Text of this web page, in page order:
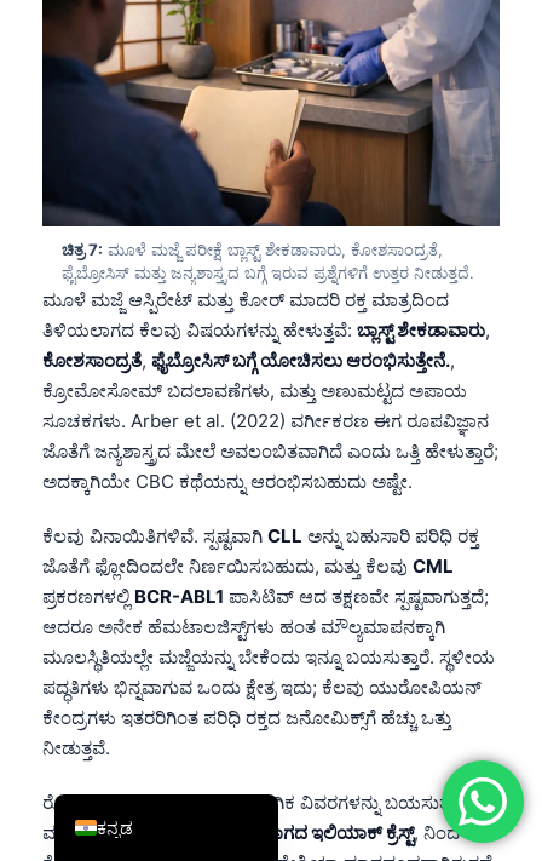
ಚಿತ್ರ 7: ಮೂಳೆ ಮಜ್ಜೆ ಪರೀಕ್ಷೆ ಬ್ಲಾಸ್ಟ್ ಶೇಕಡಾವಾರು, ಕೋಶಸಾಂದ್ರತೆ,
ಫೈಬ್ರೋಸಿಸ್ ಮತ್ತು ಜನ್ಯಶಾಸ್ತ್ರದ ಬಗ್ಗೆ ಇರುವ ಪ್ರಶ್ನೆಗಳಿಗೆ ಉತ್ತರ ನೀಡುತ್ತದೆ.
ಮೂಳೆ ಮಜ್ಜೆ ಆಸ್ಪಿರೇಟ್ ಮತ್ತು ಕೋರ್ ಮಾದರಿ ರಕ್ತ ಮಾತ್ರದಿಂದ
ತಿಳಿಯಲಾಗದ ಕೆಲವು ವಿಷಯಗಳನ್ನು ಹೇಳುತ್ತವೆ: ಬ್ಲಾಸ್ಟ್ ಶೇಕಡಾವಾರು,
ಕೋಶಸಾಂದ್ರತೆ, ಫೈಬ್ರೋಸಿಸ್ ಬಗ್ಗೆ ಯೋಚಿಸಲು ಆರಂಭಿಸುತ್ತೇನೆ.,
ಕ್ರೋಮೋಸೋಮ್ ಬದಲಾವಣೆಗಳು, ಮತ್ತು ಅಣುಮಟ್ಟದ ಅಪಾಯ
ಸೂಚಕಗಳು. Arber et al. (2022) ವರ್ಗೀಕರಣ ಈಗ ರೂಪವಿಜ್ಞಾನ
ಜೊತೆಗೆ ಜನ್ಯಶಾಸ್ತ್ರದ ಮೇಲೆ ಅವಲಂಬಿತವಾಗಿದೆ ಎಂದು ಒತ್ತಿ ಹೇಳುತ್ತಾರೆ;
ಅದಕ್ಕಾಗಿಯೇ CBC ಕಥೆಯನ್ನು ಆರಂಭಿಸಬಹುದು ಅಷ್ಟೇ.
ಕೆಲವು ವಿನಾಯಿತಿಗಳಿವೆ. ಸ್ಪಷ್ಟವಾಗಿ CLL ಅನ್ನು ಬಹುಸಾರಿ ಪರಿಧಿ ರಕ್ತ
ಜೊತೆಗೆ ಫ್ಲೋದಿಂದಲೇ ನಿರ್ಣಯಿಸಬಹುದು, ಮತ್ತು ಕೆಲವು CML
ಪ್ರಕರಣಗಳಲ್ಲಿ BCR-ABL1 ಪಾಸಿಟಿವ್ ಆದ ತಕ್ಷಣವೇ ಸ್ಪಷ್ಟವಾಗುತ್ತದೆ;
ಆದರೂ ಅನೇಕ ಹೆಮಟಾಲಜಿಸ್ಟ್‌ಗಳು ಹಂತ ಮೌಲ್ಯಮಾಪನಕ್ಕಾಗಿ
ಮೂಲಸ್ಥಿತಿಯಲ್ಲೇ ಮಜ್ಜೆಯನ್ನು ಬೇಕೆಂದು ಇನ್ನೂ ಬಯಸುತ್ತಾರೆ. ಸ್ಥಳೀಯ
ಪದ್ಧತಿಗಳು ಭಿನ್ನವಾಗುವ ಒಂದು ಕ್ಷೇತ್ರ ಇದು; ಕೆಲವು ಯುರೋಪಿಯನ್
ಕೇಂದ್ರಗಳು ಇತರರಿಗಿಂತ ಪರಿಧಿ ರಕ್ತದ ಜನೋಮಿಕ್ಸ್‌ಗೆ ಹೆಚ್ಚು ಒತ್ತು
ನೀಡುತ್ತವೆ.
ರೋಗಿಗಳು ಸಾಮಾನ್ಯವಾಗಿ ಪ್ರಾಯೋಗಿಕ ವಿವರಗಳನ್ನು ಬಯಸುತ್ತಾರೆ.
ಮಾದರಿಯನ್ನು ಸಾಮಾನ್ಯವಾಗಿ
ಹಿಂಭಾಗದ ಇಲಿಯಾಕ್ ಕ್ರೆಸ್ಟ್, ನಿಂದ
ಕನ್ನಡ
Deutsch
العربية
Français
עִבְרִית
Italiano
Español
Ελληνικά
Türkçe
Română
简体中文
فارسی
Български
Dansk
Bahasa Indonesia
Հայերեն
Íslenska